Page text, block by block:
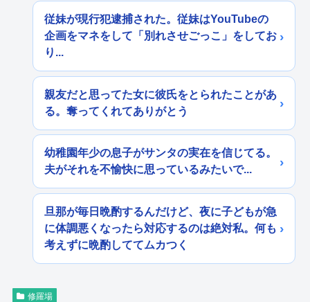
従妹が現行犯逮捕された。従妹はYouTubeの
企画をマネをして「別れさせごっこ」をしてお
り...
親友だと思ってた女に彼氏をとられたことがあ
る。奪ってくれてありがとう
幼稚園年少の息子がサンタの実在を信じてる。
夫がそれを不愉快に思っているみたいで...
旦那が毎日晩酌するんだけど、夜に子どもが急
に体調悪くなったら対応するのは絶対私。何も
考えずに晩酌しててムカつく
修羅場